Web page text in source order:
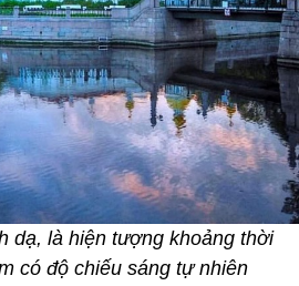
dạ, là hiện tượng khoảng thời
có độ chiếu sáng tự nhiên